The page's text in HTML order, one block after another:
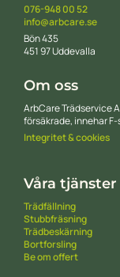
076-948 00 52
info@arbcare.se
Bön 435
451 97 Uddevalla
Om oss
ArbCare Trädservice
försäkrade, innehar
Integritet & cookies
Våra tjänster
Trädfällning
Stubbfräsning
Trädbeskärning
Bortforsling
Be om offert